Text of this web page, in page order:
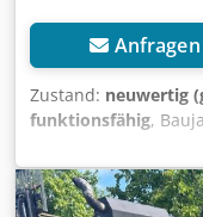
Anfragen
Zustand: neuwertig
funktionsfähig,
,
Niederhubwagen /
437 Betriebsstunden